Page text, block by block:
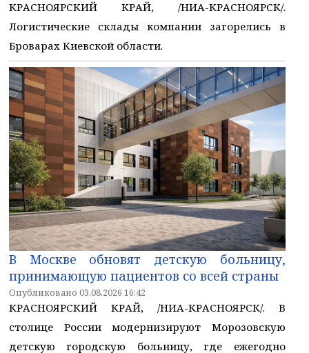
КРАСНОЯРСКИЙ КРАЙ, /НИА-КРАСНОЯРСК/.
Логистические склады компании загорелись в
Броварах Киевской области.
В Москве обновят детскую больницу,
принимающую пациентов со всей страны
Опубликовано 03.08.2026 16:42
КРАСНОЯРСКИЙ КРАЙ, /НИА-КРАСНОЯРСК/. В
столице России модернизируют Морозовскую
детскую городскую больницу, где ежегодно